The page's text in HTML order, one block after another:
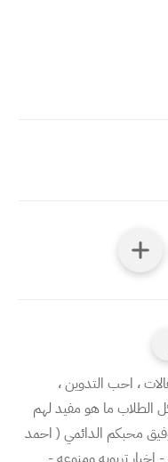
، احب التدوين ،
الطلاب ما هو مفيد لهم
محبكم الدائمي ( احمد